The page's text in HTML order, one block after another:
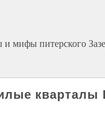
мифы питерского
кварталы